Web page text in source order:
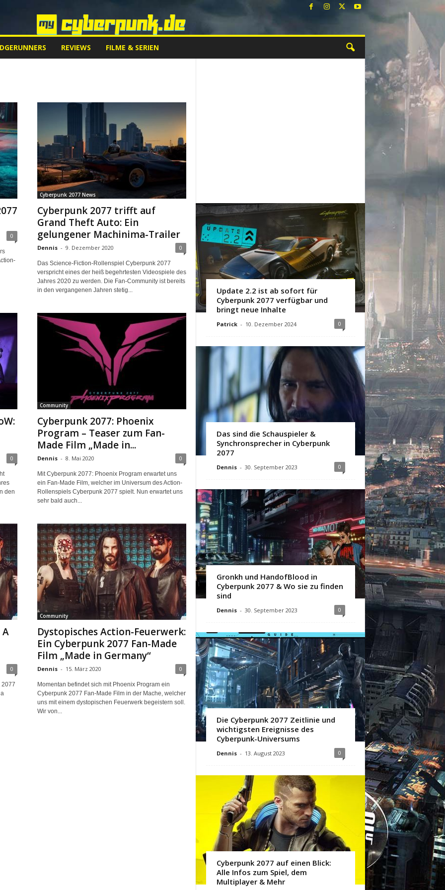
REVIEWS FILME & SERIEN
0
Cyberpunk 2077 News
Cyberpunk 2077 trifft auf
Grand Theft Auto: Ein
gelungener Machinima-Trailer
Dennis - 9. Dezember 2020 0
Das Science-Fiction-Rollenspiel Cyberpunk 2077
verspricht eines der heiß begehrtesten Videospiele des
Jahres 2020 zu werden. Die Fan-Community ist bereits
in den vergangenen Jahren stetig...
0
den
Community
Cyberpunk 2077: Phoenix
Program – Teaser zum Fan-
Made Film „Made in...
Dennis - 8. Mai 2020 0
Mit Cyberpunk 2077: Phoenix Program erwartet uns
ein Fan-Made Film, welcher im Universum des Action-
Rollenspiels Cyberpunk 2077 spielt. Nun erwartet uns
sehr bald auch...
0
2077
Community
Dystopisches Action-Feuerwerk:
Ein Cyberpunk 2077 Fan-Made
Film „Made in Germany“
Dennis - 15. März 2020 0
Momentan befindet sich mit Phoenix Program ein
Cyberpunk 2077 Fan-Made Film in der Mache, welcher
uns mit einem dystopischen Feuerwerk begeistern soll.
Wir von...
Update 2.2 ist ab sofort für
Cyberpunk 2077 verfügbar und
bringt neue Inhalte
Patrick - 10. Dezember 2024 0
Das sind die Schauspieler &
Synchronsprecher in Cyberpunk
2077
Dennis - 30. September 2023 0
Gronkh und HandofBlood in
Cyberpunk 2077 & Wo sie zu finden
sind
Dennis - 30. September 2023 0
Die Cyberpunk 2077 Zeitlinie und
wichtigsten Ereignisse des
Cyberpunk-Universums
Dennis - 13. August 2023 0
Cyberpunk 2077 auf einen Blick:
Alle Infos zum Spiel, dem
Multiplayer & Mehr